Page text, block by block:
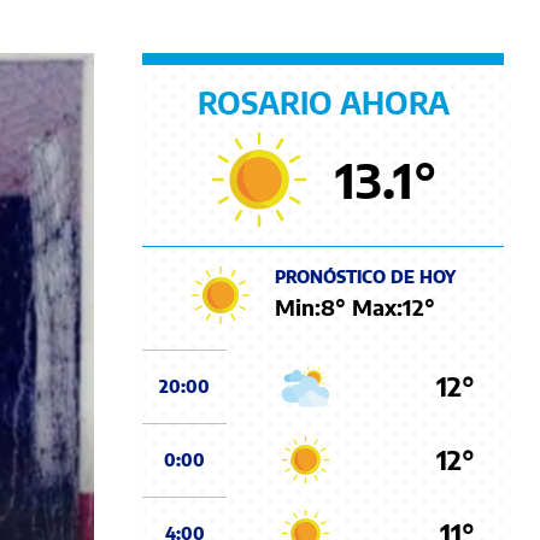
ROSARIO AHORA
13.1°
PRONÓSTICO DE HOY
Min:8° Max:12°
20:00 12°
0:00 12°
4:00 11°